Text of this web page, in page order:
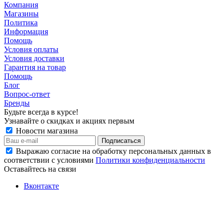
Компания
Магазины
Политика
Информация
Помощь
Условия оплаты
Условия доставки
Гарантия на товар
Помощь
Блог
Вопрос-ответ
Бренды
Будьте всегда в курсе!
Узнавайте о скидках и акциях первым
Новости магазина
Выражаю согласие на обработку персональных данных в
соответствии с условиями Политики конфиденциальности
Оставайтесь на связи
Вконтакте